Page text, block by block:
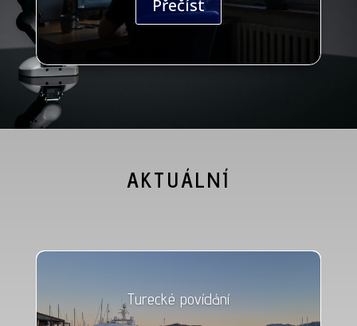
Přečíst
AKTUÁLNÍ
Turecké povídání